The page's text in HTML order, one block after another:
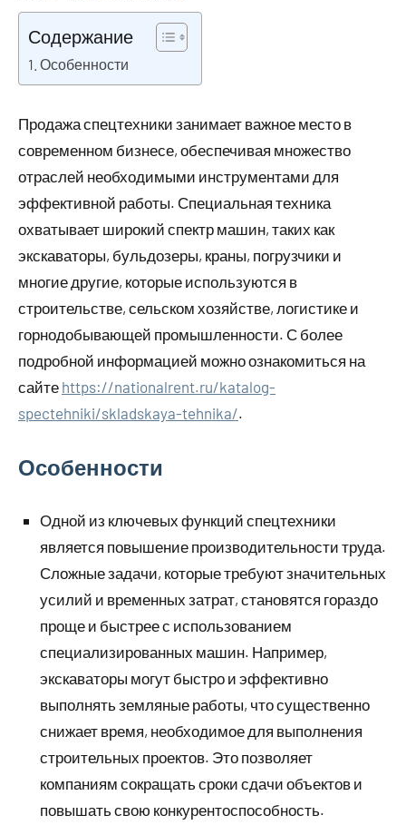
Содержание
Особенности
Продажа спецтехники занимает важное место в
современном бизнесе, обеспечивая множество
отраслей необходимыми инструментами для
эффективной работы. Специальная техника
охватывает широкий спектр машин, таких как
экскаваторы, бульдозеры, краны, погрузчики и
многие другие, которые используются в
строительстве, сельском хозяйстве, логистике и
горнодобывающей промышленности. С более
подробной информацией можно ознакомиться на
сайте https://nationalrent.ru/katalog-
spectehniki/skladskaya-tehnika/.
Особенности
Одной из ключевых функций спецтехники
является повышение производительности труда.
Сложные задачи, которые требуют значительных
усилий и временных затрат, становятся гораздо
проще и быстрее с использованием
специализированных машин. Например,
экскаваторы могут быстро и эффективно
выполнять земляные работы, что существенно
снижает время, необходимое для выполнения
строительных проектов. Это позволяет
компаниям сокращать сроки сдачи объектов и
повышать свою конкурентоспособность.